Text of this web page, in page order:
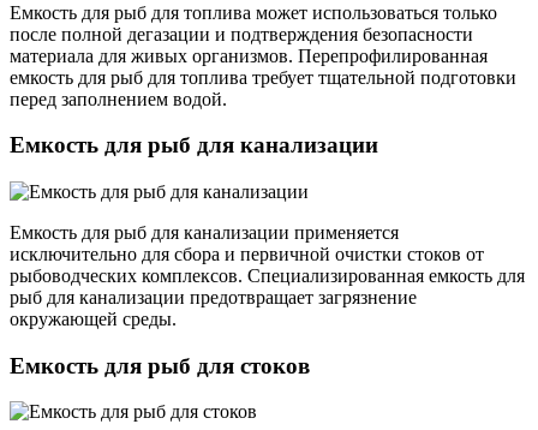
Емкость для рыб для топлива может использоваться только
после полной дегазации и подтверждения безопасности
материала для живых организмов. Перепрофилированная
емкость для рыб для топлива требует тщательной подготовки
перед заполнением водой.
Емкость для рыб для канализации
Емкость для рыб для канализации применяется
исключительно для сбора и первичной очистки стоков от
рыбоводческих комплексов. Специализированная емкость для
рыб для канализации предотвращает загрязнение
окружающей среды.
Емкость для рыб для стоков